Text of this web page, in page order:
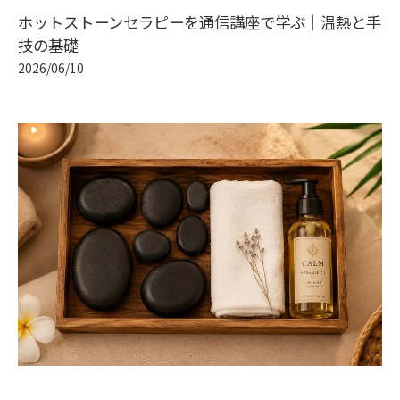
ホットストーンセラピーを通信講座で学ぶ｜温熱と手
技の基礎
2026/06/10